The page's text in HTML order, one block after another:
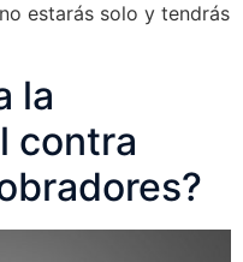
estarás solo y tendrás
la
contra